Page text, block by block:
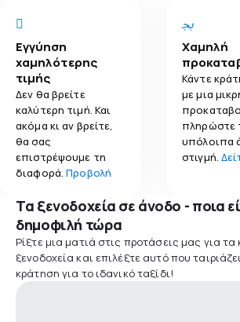
Εγγύηση
χαμηλότερης
τιμής
Δεν θα βρείτε
καλύτερη τιμή. Και
ακόμα κι αν βρείτε,
θα σας
επιστρέψουμε τη
διαφορά.Προβολή
Χαμηλή
Κάντε
με μια
πληρώστε
υπόλοιπα
στιγμή.
Τα ξενοδοχεία σε άνοδο - ποια
δημοφιλή τώρα
Ρίξτε μια ματιά στις προτάσεις μας για τα
ξενοδοχεία και επιλέξτε αυτό που
κράτηση για το ιδανικό ταξίδι!